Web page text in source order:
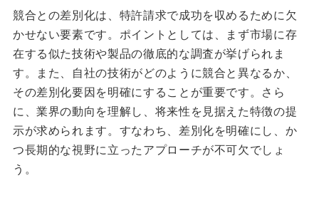
競合との差別化は、特許請求で成功を収めるために欠
かせない要素です。ポイントとしては、まず市場に存
在する似た技術や製品の徹底的な調査が挙げられま
す。また、自社の技術がどのように競合と異なるか、
その差別化要因を明確にすることが重要です。さら
に、業界の動向を理解し、将来性を見据えた特徴の提
示が求められます。すなわち、差別化を明確にし、か
つ長期的な視野に立ったアプローチが不可欠でしょ
う。